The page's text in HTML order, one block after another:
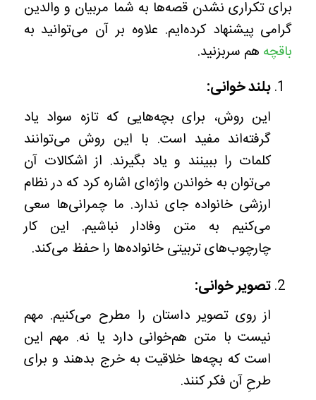
برای تکراری نشدن قصه‌ها به شما مربیان و والدین
گرامی پیشنهاد کرده‌ایم. علاوه بر آن می‌توانید به
باقچه هم سربزنید.
بلند خوانی:
این روش، برای بچه‌هایی که تازه سواد یاد
گرفته‌اند مفید است. با این روش می‌توانند
کلمات را ببینند و یاد بگیرند. از اشکالات آن
می‌توان به خواندن واژه‌ای اشاره کرد که در نظام
ارزشی خانواده جای ندارد. ما چمرانی‌ها سعی
می‌کنیم به متن وفادار نباشیم. این کار
چارچوب‌های تربیتی خانواده‌ها را حفظ می‌کند.
تصویر خوانی:
از روی تصویر داستان را مطرح می‌کنیم. مهم
نیست با متن هم‌خوانی دارد یا نه. مهم این
است که بچه‌ها خلاقیت به خرج بدهند و برای
طرحِ آن فکر کنند.